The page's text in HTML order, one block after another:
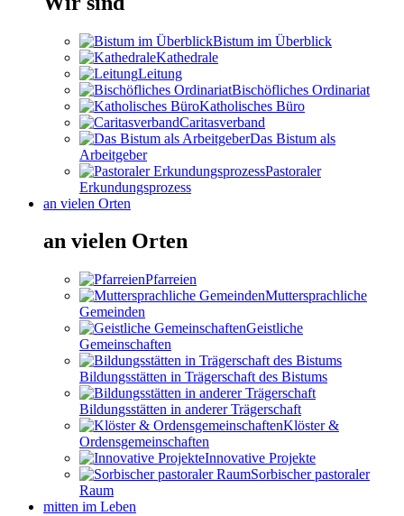
Bistum im Überblick
Kathedrale
Leitung
Bischöfliches Ordinariat
Katholisches Büro
Caritasverband
Das Bistum als
Arbeitgeber
Pastoraler
Erkundungsprozess
an vielen Orten
an vielen Orten
Pfarreien
Muttersprachliche
Gemeinden
Geistliche
Gemeinschaften
Bildungsstätten in Trägerschaft des Bistums
Bildungsstätten in anderer Trägerschaft
Klöster &
Ordensgemeinschaften
Innovative Projekte
Sorbischer pastoraler
Raum
mitten im Leben